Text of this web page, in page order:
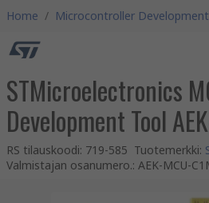
Home / Microcontroller
STMicroelectronics
Development Tool
RS tilauskoodi: 719-585 Tuotemerkki:
Valmistajan osanumero.: AEK-MCU-